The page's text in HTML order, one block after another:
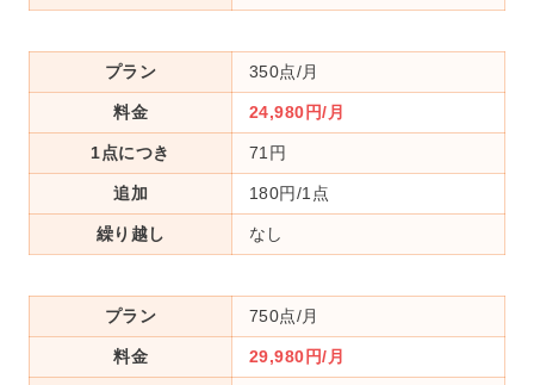
プラン 350点/月
料金 24,980円/月
1点につき 71円
追加 180円/1点
繰り越し なし
プラン 750点/月
料金 29,980円/月